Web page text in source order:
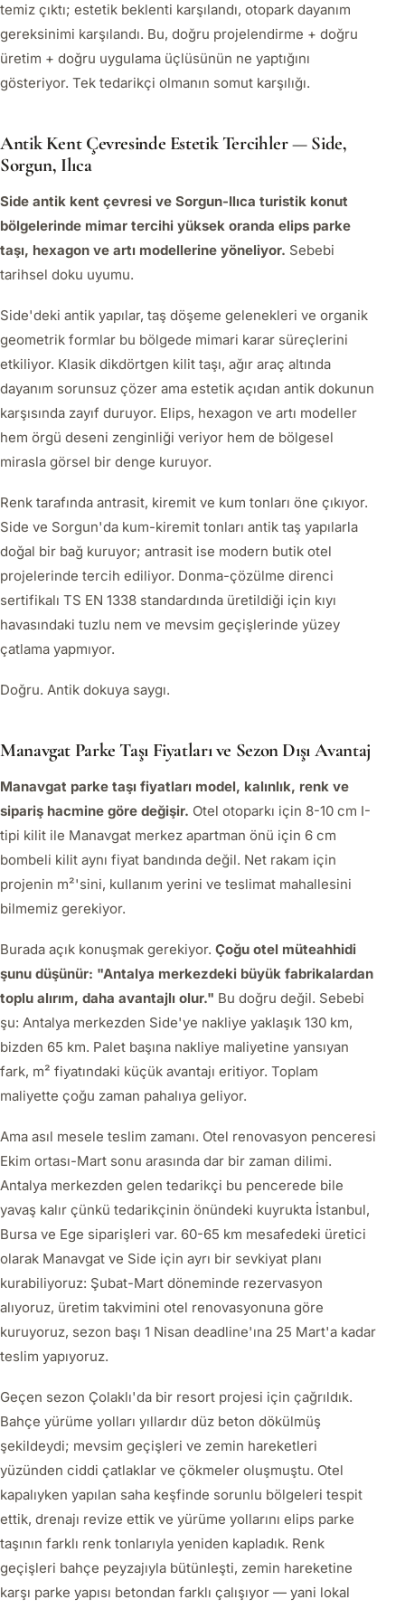
temiz çıktı; estetik beklenti karşılandı, otopark dayanım
gereksinimi karşılandı. Bu, doğru projelendirme + doğru
üretim + doğru uygulama üçlüsünün ne yaptığını
gösteriyor. Tek tedarikçi olmanın somut karşılığı.
Antik Kent Çevresinde Estetik Tercihler — Side,
Sorgun, Ilıca
Side antik kent çevresi ve Sorgun-Ilıca turistik konut
bölgelerinde mimar tercihi yüksek oranda elips parke
taşı, hexagon ve artı modellerine yöneliyor. Sebebi
tarihsel doku uyumu.
Side'deki antik yapılar, taş döşeme gelenekleri ve organik
geometrik formlar bu bölgede mimari karar süreçlerini
etkiliyor. Klasik dikdörtgen kilit taşı, ağır araç altında
dayanım sorunsuz çözer ama estetik açıdan antik dokunun
karşısında zayıf duruyor. Elips, hexagon ve artı modeller
hem örgü deseni zenginliği veriyor hem de bölgesel
mirasla görsel bir denge kuruyor.
Renk tarafında antrasit, kiremit ve kum tonları öne çıkıyor.
Side ve Sorgun'da kum-kiremit tonları antik taş yapılarla
doğal bir bağ kuruyor; antrasit ise modern butik otel
projelerinde tercih ediliyor. Donma-çözülme direnci
sertifikalı TS EN 1338 standardında üretildiği için kıyı
havasındaki tuzlu nem ve mevsim geçişlerinde yüzey
çatlama yapmıyor.
Doğru. Antik dokuya saygı.
Manavgat Parke Taşı Fiyatları ve Sezon Dışı Avantaj
Manavgat parke taşı fiyatları model, kalınlık, renk ve
sipariş hacmine göre değişir. Otel otoparkı için 8-10 cm I-
tipi kilit ile Manavgat merkez apartman önü için 6 cm
bombeli kilit aynı fiyat bandında değil. Net rakam için
projenin m²'sini, kullanım yerini ve teslimat mahallesini
bilmemiz gerekiyor.
Burada açık konuşmak gerekiyor. Çoğu otel müteahhidi
şunu düşünür: "Antalya merkezdeki büyük fabrikalardan
toplu alırım, daha avantajlı olur." Bu doğru değil. Sebebi
şu: Antalya merkezden Side'ye nakliye yaklaşık 130 km,
bizden 65 km. Palet başına nakliye maliyetine yansıyan
fark, m² fiyatındaki küçük avantajı eritiyor. Toplam
maliyette çoğu zaman pahalıya geliyor.
Ama asıl mesele teslim zamanı. Otel renovasyon penceresi
Ekim ortası-Mart sonu arasında dar bir zaman dilimi.
Antalya merkezden gelen tedarikçi bu pencerede bile
yavaş kalır çünkü tedarikçinin önündeki kuyrukta İstanbul,
Bursa ve Ege siparişleri var. 60-65 km mesafedeki üretici
olarak Manavgat ve Side için ayrı bir sevkiyat planı
kurabiliyoruz: Şubat-Mart döneminde rezervasyon
alıyoruz, üretim takvimini otel renovasyonuna göre
kuruyoruz, sezon başı 1 Nisan deadline'ına 25 Mart'a kadar
teslim yapıyoruz.
Geçen sezon Çolaklı'da bir resort projesi için çağrıldık.
Bahçe yürüme yolları yıllardır düz beton dökülmüş
şekildeydi; mevsim geçişleri ve zemin hareketleri
yüzünden ciddi çatlaklar ve çökmeler oluşmuştu. Otel
kapalıyken yapılan saha keşfinde sorunlu bölgeleri tespit
ettik, drenajı revize ettik ve yürüme yollarını elips parke
taşının farklı renk tonlarıyla yeniden kapladık. Renk
geçişleri bahçe peyzajıyla bütünleşti, zemin hareketine
karşı parke yapısı betondan farklı çalışıyor — yani lokal